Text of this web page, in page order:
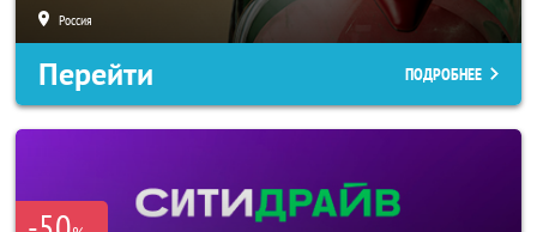
Россия
Перейти ПОДРОБНЕЕ